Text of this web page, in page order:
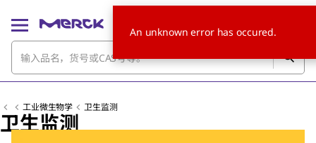
工业微生物学 卫生监测
卫生监测
Slide 1 of 4
An unknown error has occured.